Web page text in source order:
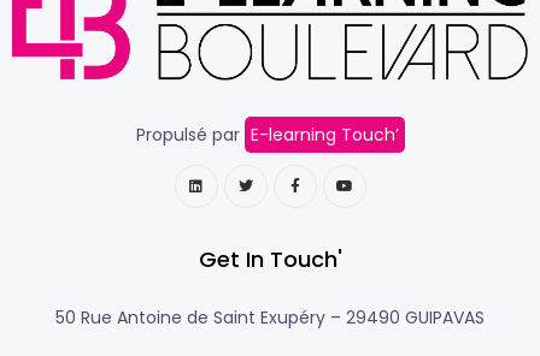
Propulsé par E-learning Touch’
Get In Touch'
50 Rue Antoine de Saint Exupéry – 29490 GUIPAVAS